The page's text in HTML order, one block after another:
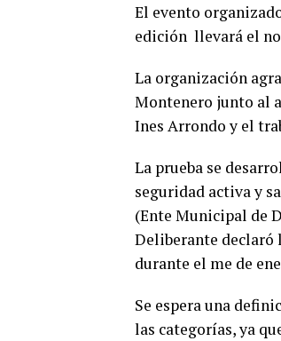
El evento
edición llevará el
La organización
Montenero junto al
Ines Arrondo y el
La prueba se
seguridad activa y
(Ente Municipal de
Deliberante declaró
durante el me de
Se espera una
las categorías, ya